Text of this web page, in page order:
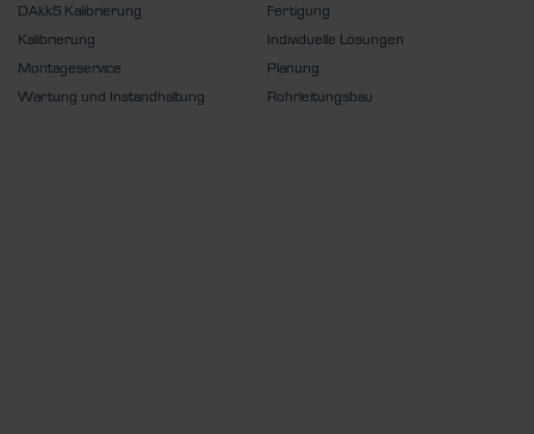
DAkkS Kalibrierung
Kalibrierung
Montageservice
Wartung und Instandhaltung
Fertigung
Individuelle Lösungen
Planung
Rohrleitungsbau